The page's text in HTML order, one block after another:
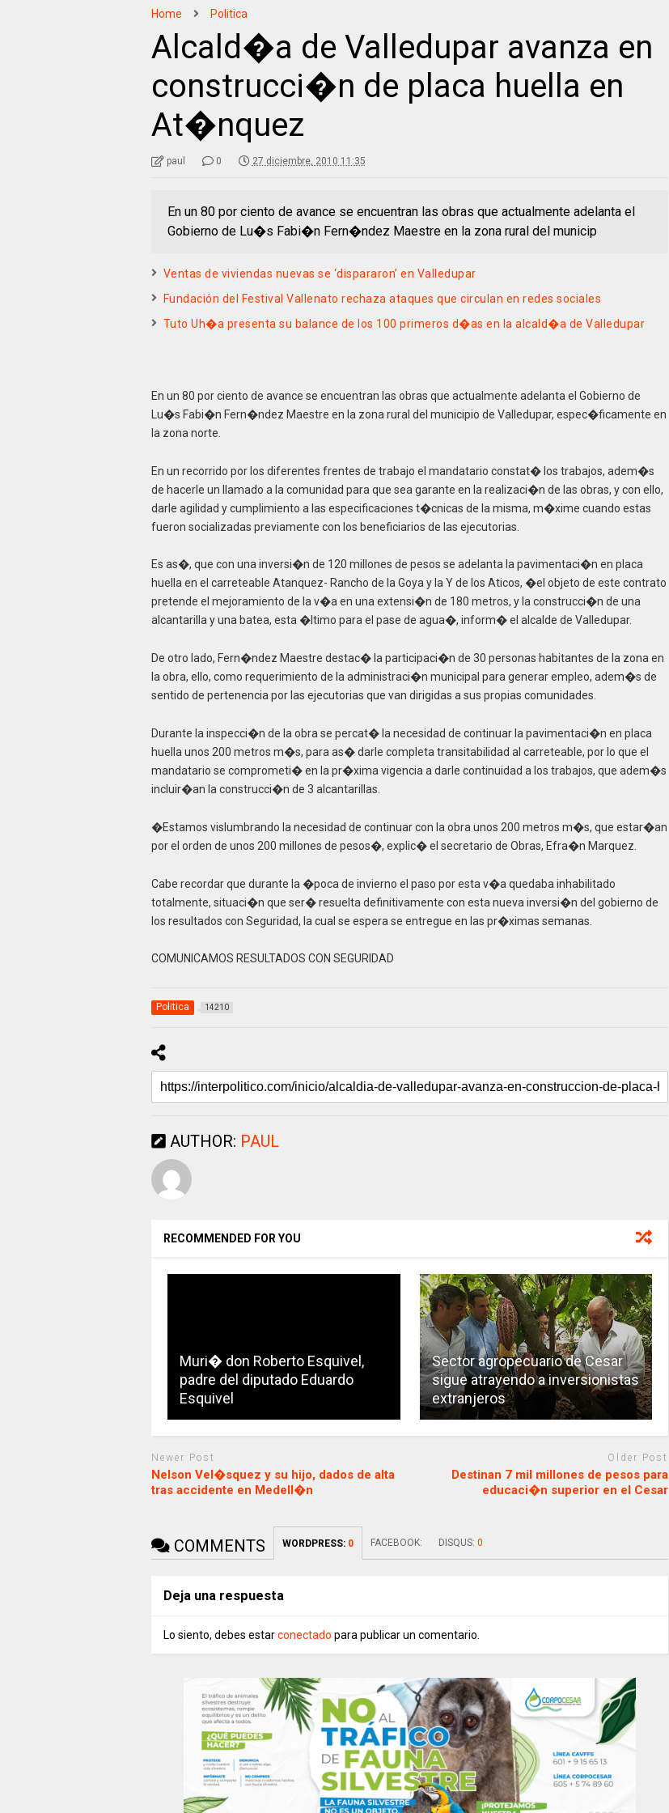
Home Politica
Alcald�a de Valledupar avanza en
construcci�n de placa huella en
At�nquez
paul 0 27 diciembre, 2010 11:35
En un 80 por ciento de avance se encuentran las obras que actualmente adelanta el
Gobierno de Lu�s Fabi�n Fern�ndez Maestre en la zona rural del municip
Ventas de viviendas nuevas se ‘dispararon’ en Valledupar
Fundación del Festival Vallenato rechaza ataques que circulan en redes sociales
Tuto Uh�a presenta su balance de los 100 primeros d�as en la alcald�a de Valledupar
En un 80 por ciento de avance se encuentran las obras que actualmente adelanta el Gobierno de
Lu�s Fabi�n Fern�ndez Maestre en la zona rural del municipio de Valledupar, espec�ficamente en
la zona norte.
En un recorrido por los diferentes frentes de trabajo el mandatario constat� los trabajos, adem�s
de hacerle un llamado a la comunidad para que sea garante en la realizaci�n de las obras, y con ello,
darle agilidad y cumplimiento a las especificaciones t�cnicas de la misma, m�xime cuando estas
fueron socializadas previamente con los beneficiarios de las ejecutorias.
Es as�, que con una inversi�n de 120 millones de pesos se adelanta la pavimentaci�n en placa
huella en el carreteable Atanquez- Rancho de la Goya y la Y de los Aticos, �el objeto de este contrato
pretende el mejoramiento de la v�a en una extensi�n de 180 metros, y la construcci�n de una
alcantarilla y una batea, esta �ltimo para el pase de agua�, inform� el alcalde de Valledupar.
De otro lado, Fern�ndez Maestre destac� la participaci�n de 30 personas habitantes de la zona en
la obra, ello, como requerimiento de la administraci�n municipal para generar empleo, adem�s de
sentido de pertenencia por las ejecutorias que van dirigidas a sus propias comunidades.
Durante la inspecci�n de la obra se percat� la necesidad de continuar la pavimentaci�n en placa
huella unos 200 metros m�s, para as� darle completa transitabilidad al carreteable, por lo que el
mandatario se comprometi� en la pr�xima vigencia a darle continuidad a los trabajos, que adem�s
incluir�an la construcci�n de 3 alcantarillas.
�Estamos vislumbrando la necesidad de continuar con la obra unos 200 metros m�s, que estar�an
por el orden de unos 200 millones de pesos�, explic� el secretario de Obras, Efra�n Marquez.
Cabe recordar que durante la �poca de invierno el paso por esta v�a quedaba inhabilitado
totalmente, situaci�n que ser� resuelta definitivamente con esta nueva inversi�n del gobierno de
los resultados con Seguridad, la cual se espera se entregue en las pr�ximas semanas.
COMUNICAMOS RESULTADOS CON SEGURIDAD
Politica 14210
AUTHOR: PAUL
RECOMMENDED FOR YOU
Muri� don Roberto Esquivel,
padre del diputado Eduardo
Esquivel
Sector agropecuario de Cesar
sigue atrayendo a inversionistas
extranjeros
Newer Post
Nelson Vel�squez y su hijo, dados de alta
tras accidente en Medell�n
Older Post
Destinan 7 mil millones de pesos para
educaci�n superior en el Cesar
COMMENTS WORDPRESS: 0 FACEBOOK: DISQUS: 0
Deja una respuesta
Lo siento, debes estarconectado para publicar un comentario.